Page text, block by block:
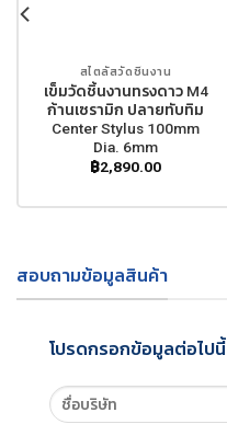
สไตลัสวัดชิ้นงาน
เข็มวัดชิ้นงานทรงดาว M4
ก้านเซรามิก ปลายทับทิม
Center Stylus 100mm
Dia. 6mm
฿2,890.00
สอบถามข้อมูลสินค้า
โปรดกรอกข้อมูลต่อไปนี้